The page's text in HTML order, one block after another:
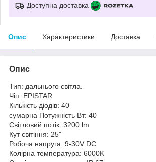
Доступна доставка
Опис Характеристики Доставка
Опис
Тип: дальнього світла.
Чіп: EPISTAR
Кількість діодів: 40
сумарна Потужність Вт: 40
Світловий потік: 3200 lm
Кут світіння: 25"
Робоча напруга: 9-30V DC
Колірна температура: 6000K